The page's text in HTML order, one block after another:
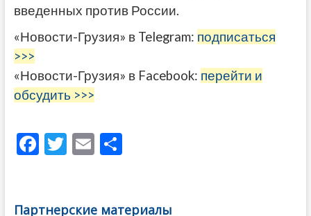
введенных против России.
«Новости-Грузия» в Telegram: подписаться
>>>
«Новости-Грузия» в Facebook: перейти и
обсудить >>>
F
b
T
er
E
l
О
а
Партнерские материалы